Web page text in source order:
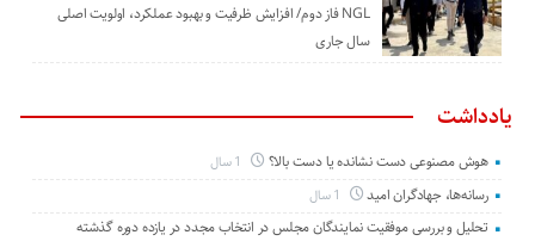
NGL فاز دوم/ افزایش ظرفیت و بهبود عملکرد، اولویت اصلی
سال جاری
یادداشت
هوش مصنوعی دست نشانده یا دست بالا؟
رسانه‌ها، جهادگران امید
تحلیل و بررسی موفقیت نمایندگان مجلس در انتخاب مجدد در یازده دوره گذشته